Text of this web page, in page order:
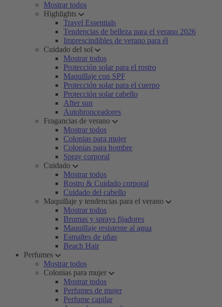
Mostrar todos
Highlights
Travel Essentials
Tendencias de belleza para el verano 2026
Imprescindibles de verano para él
Cuidado del sol
Mostrar todos
Protección solar para el rostro
Maquillaje con SPF
Protección solar para el cuerpo
Protección solar cabello
After sun
Autobronceadores
Fragancias de verano
Mostrar todos
Colonias para mujer
Colonias para hombre
Spray corporal
Cuidado
Mostrar todos
Rostro & Cuidado corporal
Cuidado del cabello
Maquillaje y tendencias para el verano
Mostrar todos
Brumas y sprays fijadores
Maquillaje resistente al agua
Esmaltes de uñas
Beach Hair
Perfumes
Mostrar todos
Colonias para mujer
Mostrar todos
Perfumes de mujer
Perfume capilar